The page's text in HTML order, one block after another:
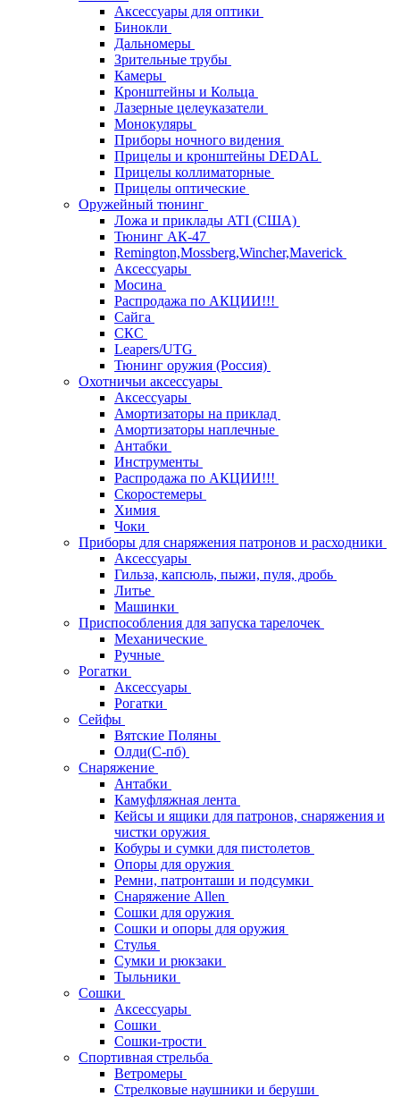
Аксессуары для оптики
Бинокли
Дальномеры
Зрительные трубы
Камеры
Кронштейны и Кольца
Лазерные целеуказатели
Монокуляры
Приборы ночного видения
Прицелы и кронштейны DEDAL
Прицелы коллиматорные
Прицелы оптические
Оружейный тюнинг
Ложа и приклады ATI (США)
Тюнинг АК-47
Remington,Mossberg,Wincher,Maverick
Аксессуары
Мосина
Распродажа по АКЦИИ!!!
Сайга
СКС
Leapers/UTG
Тюнинг оружия (Россия)
Охотничьи аксессуары
Аксессуары
Амортизаторы на приклад
Амортизаторы наплечные
Антабки
Инструменты
Распродажа по АКЦИИ!!!
Скоростемеры
Химия
Чоки
Приборы для снаряжения патронов и расходники
Аксессуары
Гильза, капсюль, пыжи, пуля, дробь
Литье
Машинки
Приспособления для запуска тарелочек
Механические
Ручные
Рогатки
Аксессуары
Рогатки
Сейфы
Вятские Поляны
Олди(С-пб)
Снаряжение
Антабки
Камуфляжная лента
Кейсы и ящики для патронов, снаряжения и
чистки оружия
Кобуры и сумки для пистолетов
Опоры для оружия
Ремни, патронташи и подсумки
Снаряжение Allen
Сошки для оружия
Сошки и опоры для оружия
Стулья
Сумки и рюкзаки
Тыльники
Сошки
Аксессуары
Сошки
Сошки-трости
Спортивная стрельба
Ветромеры
Стрелковые наушники и беруши